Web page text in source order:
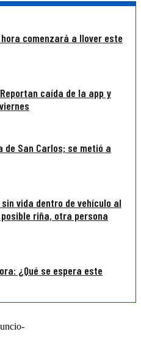
comenzará a llover este
caída de la app y
de San Carlos; se metió a
vida dentro de vehículo al
riña, otra persona
¿Qué se espera este